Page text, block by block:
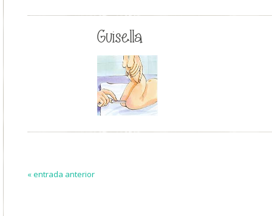
Guisella
« entrada anterior